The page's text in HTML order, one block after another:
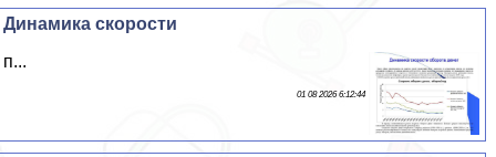
Динамика скорости
п...
01 08 2026 6:12:44